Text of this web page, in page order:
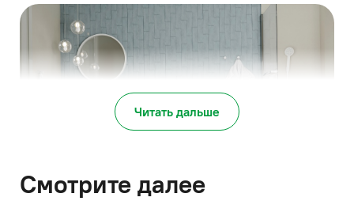
Читать дальше
Смотрите далее